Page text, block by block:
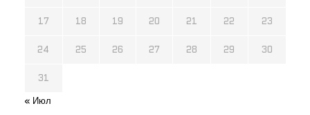
17 18 19 20 21 22 23
24 25 26 27 28 29 30
31
« Июл